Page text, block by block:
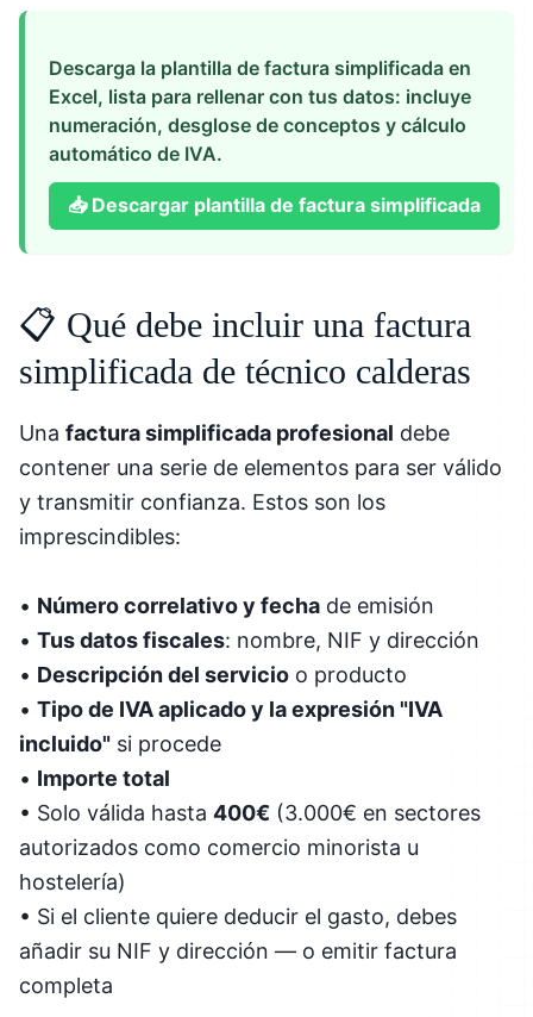
Descarga la plantilla de factura simplificada en
Excel, lista para rellenar con tus datos: incluye
numeración, desglose de conceptos y cálculo
automático de IVA.
📥 Descargar plantilla de factura simplificada
📋 Qué debe incluir una factura
simplificada de técnico calderas
Una factura simplificada profesional debe
contener una serie de elementos para ser válido
y transmitir confianza. Estos son los
imprescindibles:
• Número correlativo y fecha de emisión
• Tus datos fiscales: nombre, NIF y dirección
• Descripción del servicio o producto
• Tipo de IVA aplicado y la expresión "IVA
incluido" si procede
• Importe total
• Solo válida hasta 400€ (3.000€ en sectores
autorizados como comercio minorista u
hostelería)
• Si el cliente quiere deducir el gasto, debes
añadir su NIF y dirección — o emitir factura
completa